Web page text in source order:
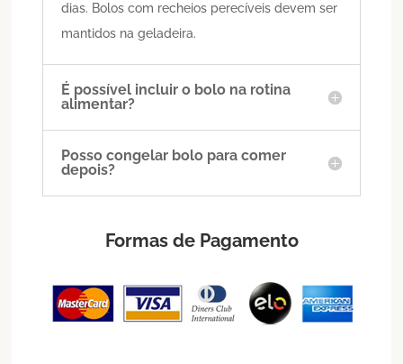
dias. Bolos com recheios perecíveis devem ser
mantidos na geladeira.
É possível incluir o bolo na rotina
alimentar?
Posso congelar bolo para comer
depois?
Formas de Pagamento